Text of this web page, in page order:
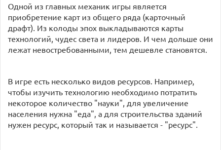
Одной из главных механик игры является
приобретение карт из общего ряда (карточный
драфт). Из колоды эпох выкладываются карты
технологий, чудес света и лидеров. И чем дольше они
лежат невостребованными, тем дешевле становятся.
В игре есть несколько видов ресурсов. Например,
чтобы изучить технологию необходимо потратить
некоторое количество "науки", для увеличение
населения нужна "еда", а для строительства зданий
нужен ресурс, который так и называется - "ресурс".